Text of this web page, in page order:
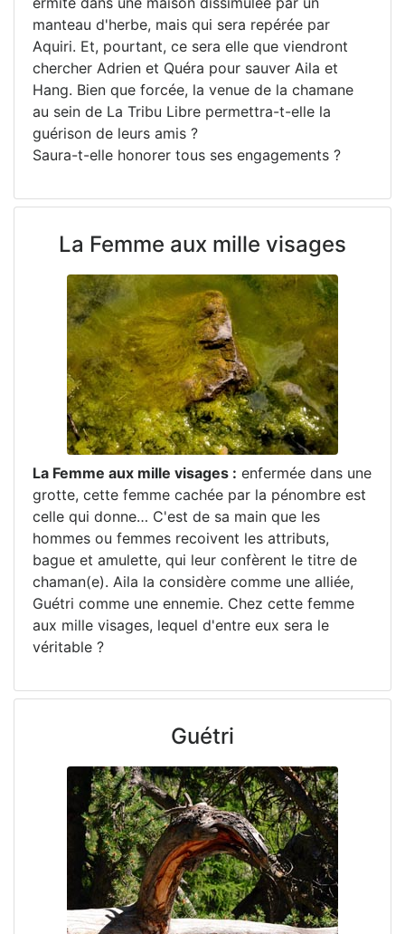
manteau d'herbe, mais qui sera repérée par
Aquiri. Et, pourtant, ce sera elle que viendront
chercher Adrien et Quéra pour sauver Aila et
Hang. Bien que forcée, la venue de la chamane
au sein de La Tribu Libre permettra-t-elle la
guérison de leurs amis ?
Saura-t-elle honorer tous ses engagements ?
La Femme aux mille visages
La Femme aux mille visages : enfermée dans une
grotte, cette femme cachée par la pénombre est
celle qui donne… C'est de sa main que les
hommes ou femmes recoivent les attributs,
bague et amulette, qui leur confèrent le titre de
chaman(e). Aila la considère comme une alliée,
Guétri comme une ennemie. Chez cette femme
aux mille visages, lequel d'entre eux sera le
véritable ?
Guétri